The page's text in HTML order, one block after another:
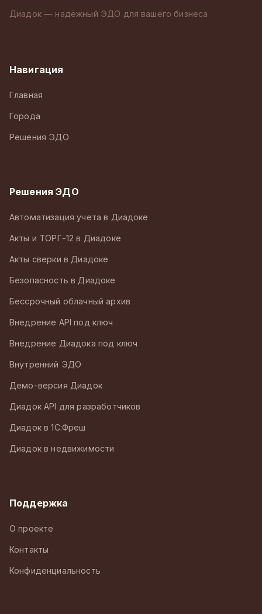
Диадок — надёжный ЭДО для вашего бизнеса
Навигация
Главная
Города
Решения ЭДО
Решения ЭДО
Автоматизация учета в Диадоке
Акты и ТОРГ-12 в Диадоке
Акты сверки в Диадоке
Безопасность в Диадоке
Бессрочный облачный архив
Внедрение API под ключ
Внедрение Диадока под ключ
Внутренний ЭДО
Демо-версия Диадок
Диадок API для разработчиков
Диадок в 1С:Фреш
Диадок в недвижимости
Поддержка
О проекте
Контакты
Конфиденциальность